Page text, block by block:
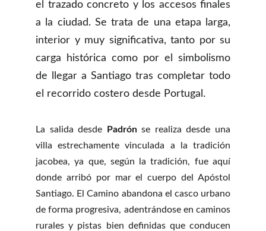
el trazado concreto y los accesos finales
a la ciudad. Se trata de una etapa larga,
interior y muy significativa, tanto por su
carga histórica como por el simbolismo
de llegar a Santiago tras completar todo
el recorrido costero desde Portugal.
La salida desde Padrónse realiza desde una
villa estrechamente vinculada a la tradición
jacobea, ya que, según la tradición, fue aquí
donde arribó por mar el cuerpo del Apóstol
Santiago. El Camino abandona el casco urbano
de forma progresiva, adentrándose en caminos
rurales y pistas bien definidas que conducen